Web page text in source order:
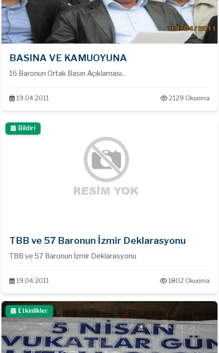
BASINA VE KAMUOYUNA
16 Baronun Ortak Basın Açıklaması..
19.04.2011 2129 Okunma
Bildiri
TBB ve 57 Baronun İzmir Deklarasyonu
TBB ve 57 Baronun İzmir Deklarasyonu
19.04.2011 1802 Okunma
Etkinlikler